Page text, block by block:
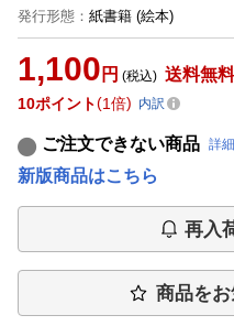
発行形態 ： 紙書籍 (絵本)
1,100 円 (税込) 送料無料
10ポイント 1倍 内訳
ご注文できない商品 詳細
新版商品はこちら
再入
商品を